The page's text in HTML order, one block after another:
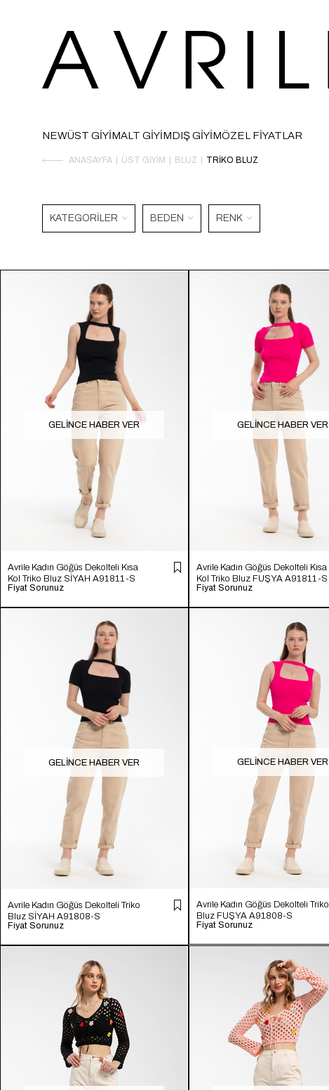
NEWÜST GİYİMALT GİYİMDIŞ GİYİMÖZEL FİYATLAR
ANASAYFA ÜST GIYIM BLUZ TRIKO BLUZ
KATEGORILER BEDEN RENK
GELINCE HABER VER
Avrile Kadın Göğüs Dekolteli Kısa
Kol Triko Bluz SİYAH A91811-S
Fiyat Sorunuz
GELINCE HABER VER
Avrile Kadın Göğüs Dekolteli Kısa
Kol Triko Bluz FUŞYA A91811-S
Fiyat Sorunuz
GELINCE HABER VER
Avrile Kadın Göğüs Dekolteli Triko
Bluz SİYAH A91808-S
Fiyat Sorunuz
GELINCE HABER VER
Avrile Kadın Göğüs Dekolteli Triko
Bluz FUŞYA A91808-S
Fiyat Sorunuz